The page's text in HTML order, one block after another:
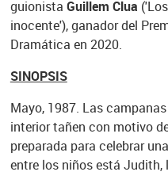
guionista Guillem Clua
inocente'), ganador del
Dramática en 2020.
SINOPSIS
Mayo, 1987. Las
interior tañen con motivo
preparada para celebrar
entre los niños está Judith,